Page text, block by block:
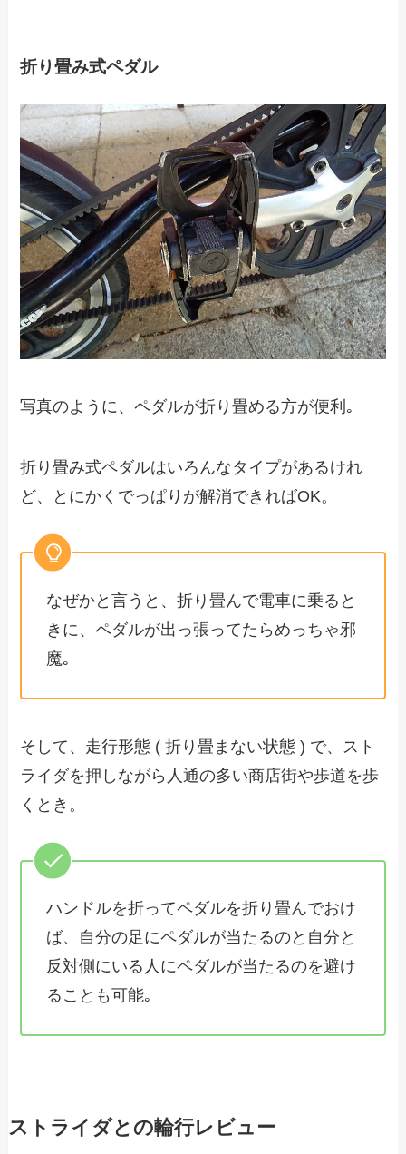
折り畳み式ペダル
写真のように、ペダルが折り畳める方が便利｡
折り畳み式ペダルはいろんなタイプがあるけれ
ど、とにかくでっぱりが解消できればOK。
なぜかと言うと、折り畳んで電車に乗ると
きに、ペダルが出っ張ってたらめっちゃ邪
魔｡
そして、走行形態 ( 折り畳まない状態 ) で、スト
ライダを押しながら人通の多い商店街や歩道を歩
くとき。
ハンドルを折ってペダルを折り畳んでおけ
ば、自分の足にペダルが当たるのと自分と
反対側にいる人にペダルが当たるのを避け
ることも可能｡
ストライダとの輪行レビュー